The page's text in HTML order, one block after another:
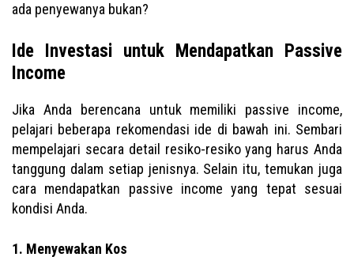
ada penyewanya bukan?
Ide Investasi untuk Mendapatkan Passive
Income
Jika Anda berencana untuk memiliki passive income,
pelajari beberapa rekomendasi ide di bawah ini. Sembari
mempelajari secara detail resiko-resiko yang harus Anda
tanggung dalam setiap jenisnya. Selain itu, temukan juga
cara mendapatkan passive income yang tepat sesuai
kondisi Anda.
1. Menyewakan Kos